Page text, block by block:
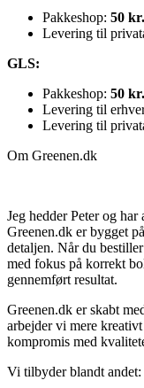
Pakkeshop: 50 kr.
Levering til
GLS:
Pakkeshop: 50 kr.
Levering til
Levering til
Om Greenen.dk
Jeg hedder Peter og
Greenen.dk er bygget
detaljen. Når du
med fokus på korrekt
gennemført resultat.
Greenen.dk er skabt
arbejder vi mere
kompromis med
Vi tilbyder blandt andet: